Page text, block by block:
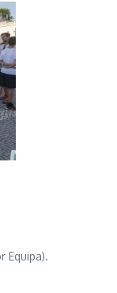
Equipa).